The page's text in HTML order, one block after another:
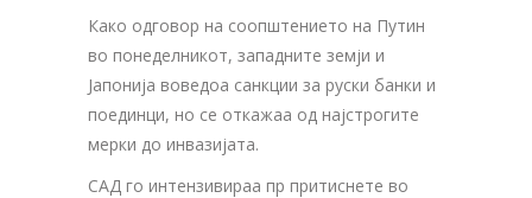
Како одговор на соопштението на Путин
во понеделникот, западните земји и
Јапонија воведоа санкции за руски банки и
поединци, но се откажаа од најстрогите
мерки до инвазијата.
САД го интензивираа пр притиснете во